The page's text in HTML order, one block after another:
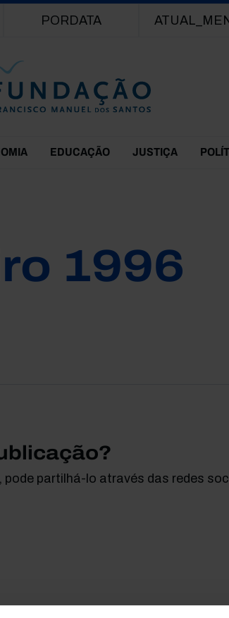
PORDATA
EDUCAÇÃO JUSTIÇA
1996
partilhá-lo através das redes